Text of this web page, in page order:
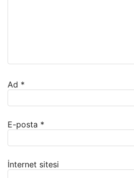
Ad *
E-posta *
İnternet sitesi